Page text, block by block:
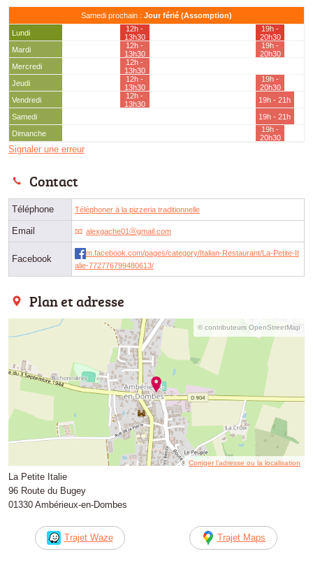
Samedi prochain : Jour férié (Assomption)
Lundi
12h -
13h30
19h -
20h30
Mardi
12h -
13h30
19h -
20h30
Mercredi
12h -
13h30
Jeudi
12h -
13h30
19h -
20h30
Vendredi
12h -
13h30
19h - 21h
Samedi
19h - 21h
Dimanche
19h -
20h30
Signaler une erreur
Contact
Téléphone Téléphoner à la pizzeria traditionnelle
Email alexgache01ⓐgmail.com
Facebook
m.facebook.com/pages/category/Italian-Restaurant/La-Petite-It
alie-772776799480613/
Plan et adresse
© contributeurs OpenStreetMap
Corriger l’adresse ou la localisation
La Petite Italie
96 Route du Bugey
01330 Ambérieux-en-Dombes
Trajet Waze Trajet Maps